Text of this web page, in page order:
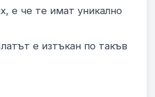
е че те имат уникално
е изтъкан по такъв